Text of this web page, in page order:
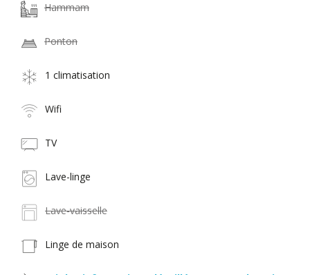
Hammam
Ponton
1 climatisation
Wifi
TV
Lave-linge
Lave-vaisselle
Linge de maison